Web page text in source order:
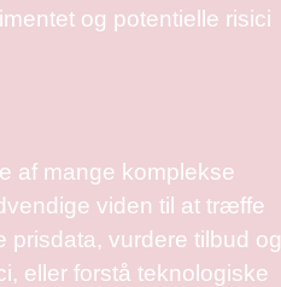
og potentielle risici
af mange komplekse
viden til at træffe
prisdata, vurdere tilbud og
eller forstå teknologiske